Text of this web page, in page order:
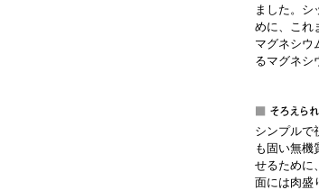
ました。シ
めに、これ
マグネシウ
るマグネシ
シンプルで
も固い無機
せるために
面には肉盛